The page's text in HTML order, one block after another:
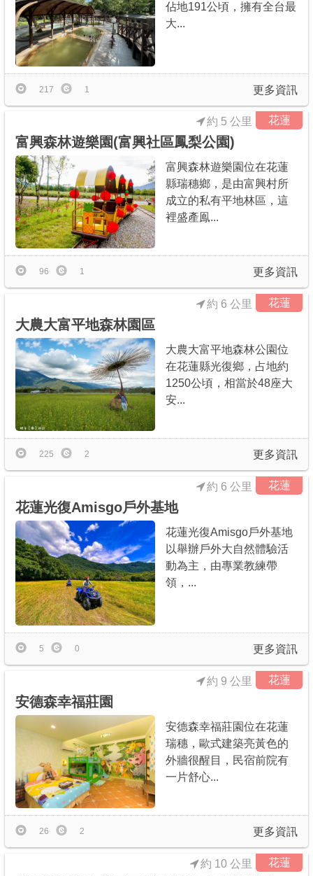
佔地191公頃，擁有全台最
大...
更多資訊
217 1
花蓮
富興森林遊樂園(富興社區鳳梨公園)
約 5 公里
富興森林遊樂園位在花蓮
縣瑞穗鄉，是由富興村所
成立的私有平地林區，這
裡盛產鳯...
更多資訊
96 1
花蓮
大農大富平地森林園區
約 6 公里
大農大富平地森林公園位
在花蓮縣光復鄉，占地約
1250公頃，相當於48座大
安...
更多資訊
225 2
花蓮
花蓮光復Amisgo戶外基地
約 6 公里
花蓮光復Amisgo戶外基地
以舉辦戶外大自然體驗活
動為主，由專業教練帶
領，...
更多資訊
5 0
花蓮
安德森幸福莊園
約 9 公里
安德森幸福莊園位在花蓮
瑞穗，歐式建築亮黃色的
外牆很醒目，民宿前院有
一片舒心...
更多資訊
26 2
花蓮
約 10 公里